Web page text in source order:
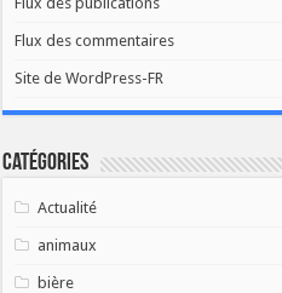
Flux des commentaires
Site de WordPress-FR
Catégories
Actualité
animaux
bière